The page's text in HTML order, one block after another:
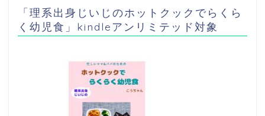
「理系出身じいじのホットクックでらくら
く幼児食」kindleアンリミテッド対象